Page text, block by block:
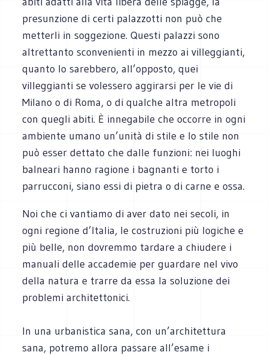
presunzione di certi palazzotti non può che
metterli in soggezione. Questi palazzi sono
altrettanto sconvenienti in mezzo ai villeggianti,
quanto lo sarebbero, all’opposto, quei
villeggianti se volessero aggirarsi per le vie di
Milano o di Roma, o di qualche altra metropoli
con quegli abiti. È innegabile che occorre in ogni
ambiente umano un’unità di stile e lo stile non
può esser dettato che dalle funzioni: nei luoghi
balneari hanno ragione i bagnanti e torto i
parrucconi, siano essi di pietra o di carne e ossa.
Noi che ci vantiamo di aver dato nei secoli, in
ogni regione d’Italia, le costruzioni più logiche e
più belle, non dovremmo tardare a chiudere i
manuali delle accademie per guardare nel vivo
della natura e trarre da essa la soluzione dei
problemi architettonici.
In una urbanistica sana, con un’architettura
sana, potremo allora passare all’esame i